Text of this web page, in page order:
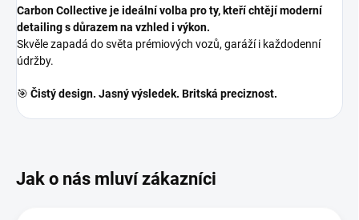
Carbon Collective je ideální volba pro ty, kteří chtějí moderní
detailing s důrazem na vzhled i výkon.
Skvěle zapadá do světa prémiových vozů, garáží i každodenní
údržby.
🎯 Čistý design. Jasný výsledek. Britská preciznost.